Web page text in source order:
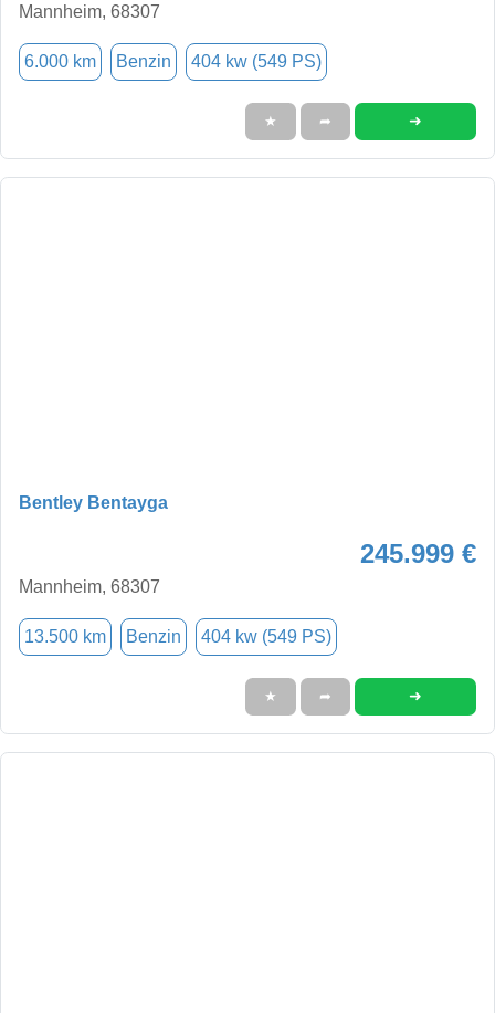
Mannheim, 68307
6.000 km Benzin 404 kw (549 PS)
★ ➦ ➜
Bentley Bentayga
245.999 €
Mannheim, 68307
13.500 km Benzin 404 kw (549 PS)
★ ➦ ➜